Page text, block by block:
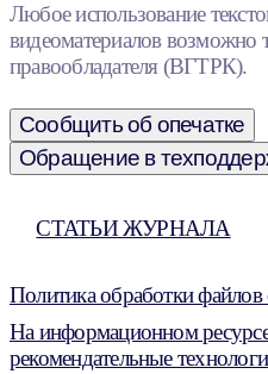
Любое использование
видеоматериалов возможно
правообладателя (ВГТРК).
Сообщить об опечатке
Обращение в
СТАТЬИ ЖУРНАЛА
Политика обработки файлов
На информационном
рекомендательные